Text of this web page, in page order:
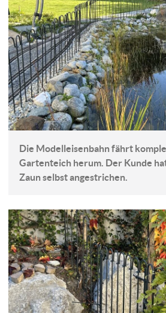
Die Modelleisenbahn fährt
Gartenteich herum. Der Kunde
Zaun selbst angestrichen.